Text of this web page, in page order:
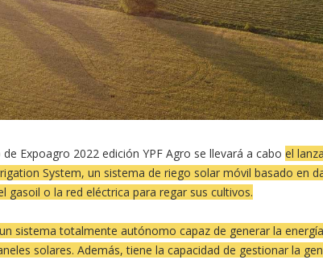
de Expoagro 2022 edición YPF Agro se llevará a cabo el
System, un sistema de riego solar móvil basado en
gasoil o la red eléctrica para regar sus cultivos.
sistema totalmente autónomo capaz de generar la
solares. Además, tiene la capacidad de gestionar la